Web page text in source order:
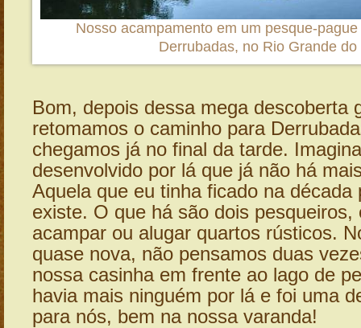
Nosso acampamento em um pesque-
Derrubadas, no Rio Grande do
Bom, depois dessa mega descoberta
retomamos o caminho para
chegamos já no final da tarde.
desenvolvido por lá que já não há
Aquela que eu tinha ficado na década
existe. O que há são dois pesqueiros,
acampar ou alugar quartos rústicos.
quase nova, não pensamos duas
nossa casinha em frente ao lago de
havia mais ninguém por lá e foi uma
para nós, bem na nossa varanda!